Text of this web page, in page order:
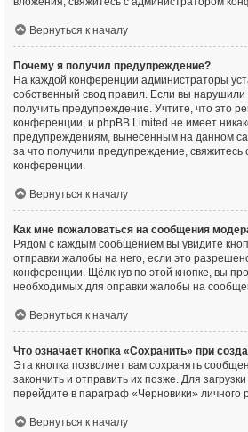
Вернуться к началу
Почему я получил предупреждение?
На каждой конференции администраторы
собственный свод правил. Если вы
получить предупреждение. Учтите, что это
конференции, и phpBB Limited не имеет
предупреждениям, вынесенным на данном
за что получили предупреждение,
конференции.
Вернуться к началу
Как мне пожаловаться на сообщения
Рядом с каждым сообщением вы увидите
отправки жалобы на него, если это
конференции. Щёлкнув по этой кнопке, вы
необходимых для оправки жалобы на
Вернуться к началу
Что означает кнопка «Сохранить» при
Эта кнопка позволяет вам сохранять
закончить и отправить их позже. Для
перейдите в параграф «Черновики» личного
Вернуться к началу